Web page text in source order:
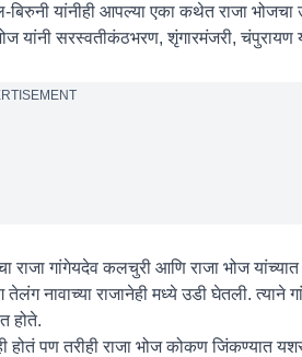
बिरुनी यांनीही आपल्या एका कथेत राजा
भोज यांनी सरस्वतीकंठभरण, शृंगारमंजरी,
राजा गांगेयदेव कलचुरी आणि राजा भोज
नावाच्या राजानेही मध्ये उडी घेतली. त्याने
होते.
होतं पण तरीही राजा भोज कोकण जिंकण्यात